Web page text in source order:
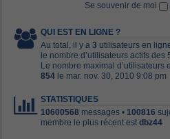
Se souvenir de moi
QUI EST EN LIGNE ?
Au total, il y a 3 utilisateurs en
le nombre d’utilisateurs actifs des
Le nombre maximal d’utilisateurs
854 le mar. nov. 30, 2010 9:08 pm
STATISTIQUES
10600568 messages • 100816
membre le plus récent est dbz44